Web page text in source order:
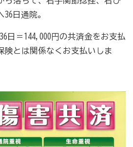
日通院。
日＝144,000円の共済金をお支払
険とは関係なくお支払いしま
度
は、ビジネス総合保険へ）
場合の所得を補償（休業補償制